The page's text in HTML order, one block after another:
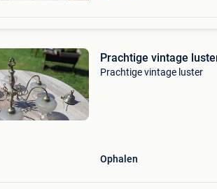
Prachtige vintage
Prachtige vintage luster
Ophalen